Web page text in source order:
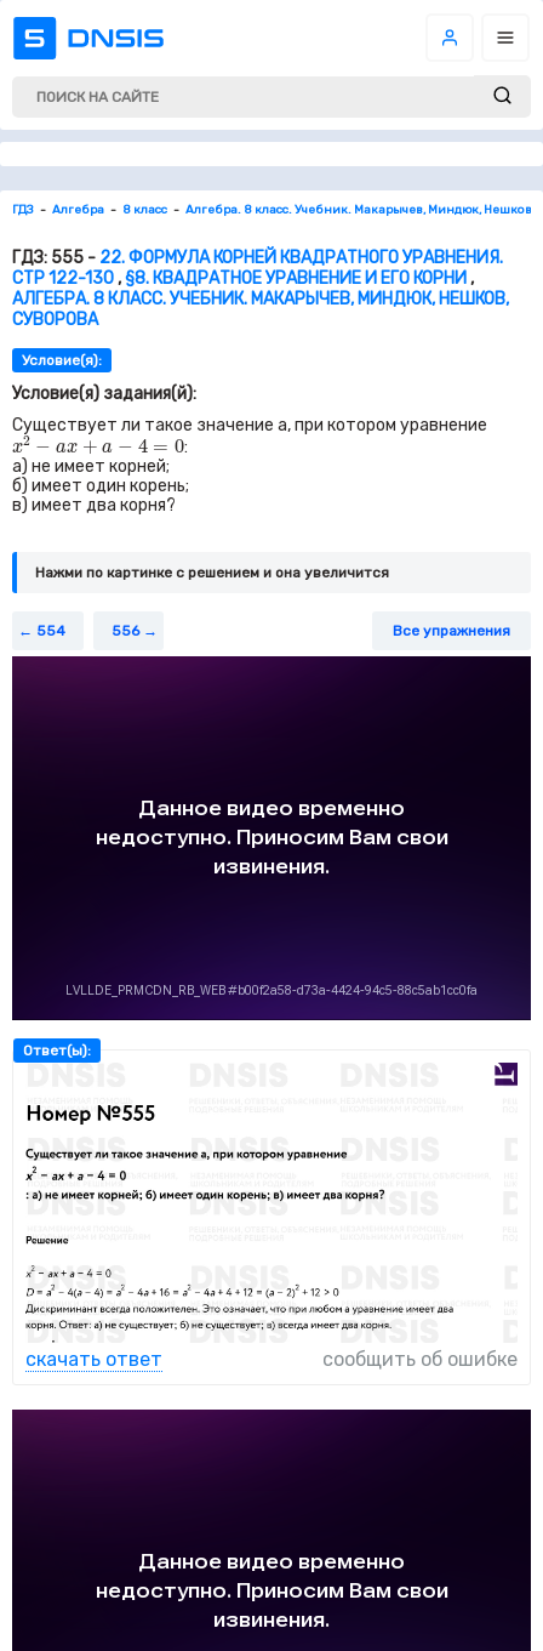
ГДЗ Алгебра 8 класс Алгебра. 8 класс. Учебник. Макарычев, Миндюк, Нешков,
ГДЗ: 555 - 22. ФОРМУЛА КОРНЕЙ КВАДРАТНОГО УРАВНЕНИЯ.
СТР 122-130,§8. КВАДРАТНОЕ УРАВНЕНИЕ И ЕГО КОРНИ,
АЛГЕБРА. 8 КЛАСС. УЧЕБНИК. МАКАРЫЧЕВ, МИНДЮК, НЕШКОВ,
СУВОРОВА
Условие(я):
Условие(я) задания(й):
Существует ли такое значение a,при котором уравнение
x2 − ax + a − 4 = 0
x2−ax+a− 4=0
:
а) не имеет корней;
б) имеет один корень;
в) имеет два корня?
Нажми по картинке c решением и она увеличится
554 556 Все упражнения
Ответ(ы):
скачать ответ сообщить об ошибке